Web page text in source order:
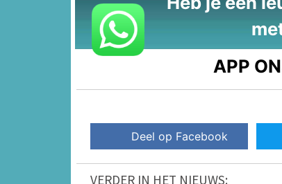
APP
Deel op Facebook
VERDER IN HET NIEUWS: